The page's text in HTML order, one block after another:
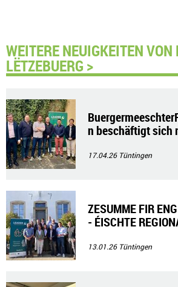
WEITERE NEUIGKEITEN VON
LËTZEBUERG >
n beschäftigt sich
17.04.26 Tüntingen
ZESUMME FIR
- ÉISCHTE
13.01.26 Tüntingen